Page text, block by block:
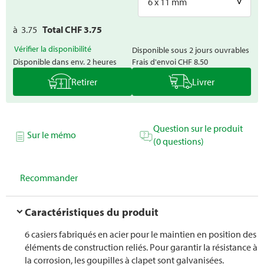
à 3.75 Total CHF3.75
Vérifier la disponibilité
Disponible dans env. 2 heures
Disponible sous 2 jours ouvrables
Frais d'envoiCHF 8.50
Retirer Livrer
Sur le mémo
Question sur le produit
(0 questions)
Recommander
Caractéristiques du produit
6 casiers fabriqués en acier pour le maintien en position des
éléments de construction reliés. Pour garantir la résistance à
la corrosion, les goupilles à clapet sont galvanisées.